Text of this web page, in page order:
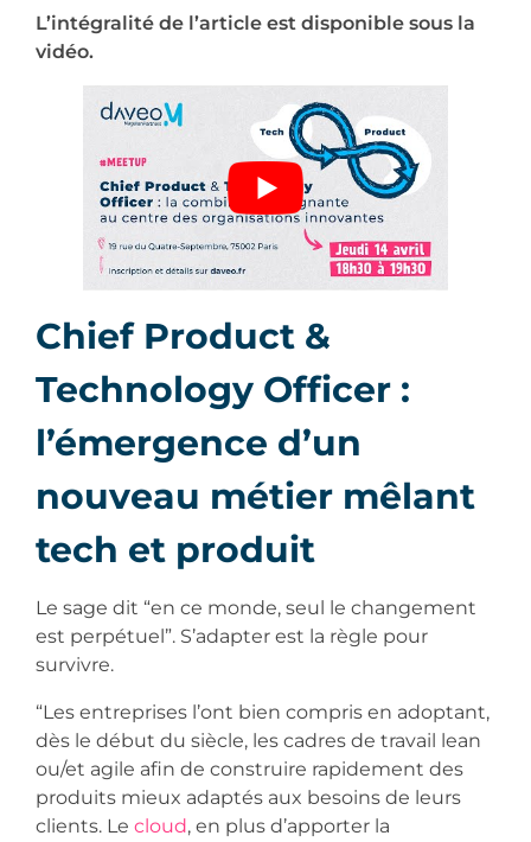
L’intégralité de l’article est disponible sous la
vidéo.
Chief Product &
Technology Officer :
l’émergence d’un
nouveau métier mêlant
tech et produit
Le sage dit “en ce monde, seul le changement
est perpétuel”. S’adapter est la règle pour
survivre.
“Les entreprises l’ont bien compris en adoptant,
dès le début du siècle, les cadres de travail lean
ou/et agile afin de construire rapidement des
produits mieux adaptés aux besoins de leurs
clients. Le cloud, en plus d’apporter la